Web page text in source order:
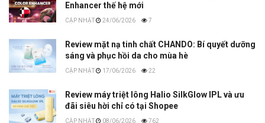
Enhancer thế hệ mới
24/06/2026 7
Review mặt nạ tinh chất CHANDO: Bí quyết dưỡng
sáng và phục hồi da cho mùa hè
17/06/2026 22
Review máy triệt lông Halio SilkGlow IPL và ưu
đãi siêu hời chỉ có tại Shopee
08/06/2026 762